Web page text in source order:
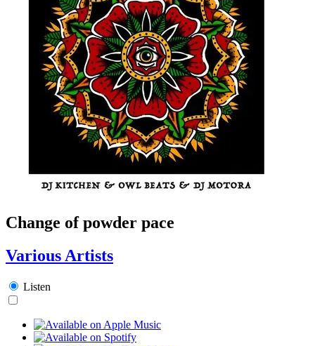
Change of powder pace
Various Artists
Listen